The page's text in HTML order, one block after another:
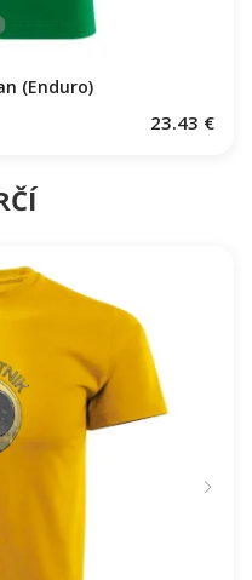
(Enduro)
23.43 €